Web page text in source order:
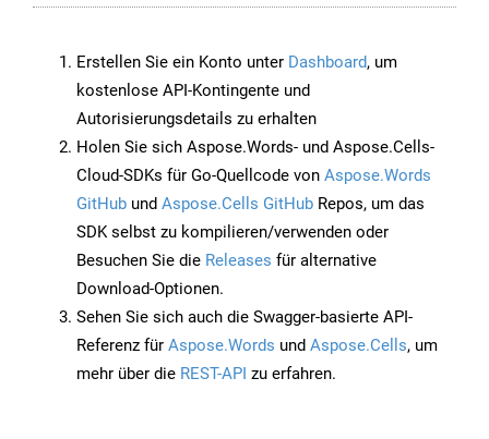
Erstellen Sie ein Konto unter Dashboard, um
kostenlose API-Kontingente und
Autorisierungsdetails zu erhalten
Holen Sie sich Aspose.Words- und Aspose.Cells-
Cloud-SDKs für Go-Quellcode von Aspose.Words
GitHub und Aspose.Cells GitHub Repos, um das
SDK selbst zu kompilieren/verwenden oder
Besuchen Sie die Releases für alternative
Download-Optionen.
Sehen Sie sich auch die Swagger-basierte API-
Referenz für Aspose.Words und Aspose.Cells, um
mehr über die REST-API zu erfahren.